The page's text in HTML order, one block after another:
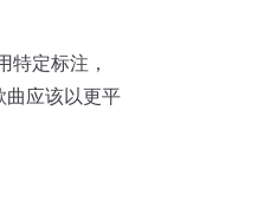
定标注，
应该以更平